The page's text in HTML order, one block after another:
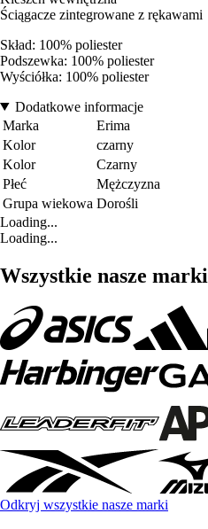
Ściągacze zintegrowane z rękawami
Skład: 100% poliester
Podszewka: 100% poliester
Wyściółka: 100% poliester
Dodatkowe informacje
Marka
Erima
Kolor
czarny
Kolor
Czarny
Płeć
Mężczyzna
Grupa wiekowa Dorośli
Loading...
Loading...
Wszystkie nasze marki
Odkryj wszystkie nasze marki